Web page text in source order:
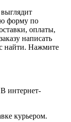
форму по
оплаты,
написать
найти. Нажмите
интернет-
курьером.